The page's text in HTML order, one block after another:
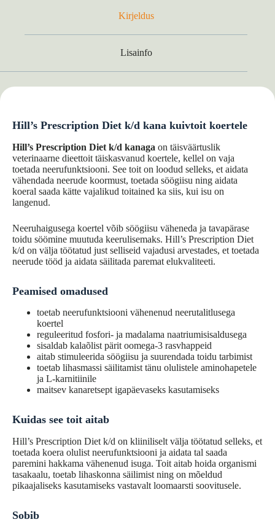
Kirjeldus
Lisainfo
Hill’s Prescription Diet k/d kana kuivtoit koertele
Hill’s Prescription Diet k/d kanaga on täisväärtuslik
veterinaarne dieettoit täiskasvanud koertele, kellel on vaja
toetada neerufunktsiooni. See toit on loodud selleks, et aidata
vähendada neerude koormust, toetada söögiisu ning aidata
koeral saada kätte vajalikud toitained ka siis, kui isu on
langenud.
Neeruhaigusega koertel võib söögiisu väheneda ja tavapärase
toidu söömine muutuda keerulisemaks. Hill’s Prescription Diet
k/d on välja töötatud just selliseid vajadusi arvestades, et toetada
neerude tööd ja aidata säilitada paremat elukvaliteeti.
Peamised omadused
toetab neerufunktsiooni vähenenud neerutalitlusega
koertel
reguleeritud fosfori- ja madalama naatriumisisaldusega
sisaldab kalaõlist pärit oomega-3 rasvhappeid
aitab stimuleerida söögiisu ja suurendada toidu tarbimist
toetab lihasmassi säilitamist tänu olulistele aminohapetele
ja L-karnitiinile
maitsev kanaretsept igapäevaseks kasutamiseks
Kuidas see toit aitab
Hill’s Prescription Diet k/d on kliiniliselt välja töötatud selleks, et
toetada koera olulist neerufunktsiooni ja aidata tal saada
paremini hakkama vähenenud isuga. Toit aitab hoida organismi
tasakaalu, toetab lihaskonna säilimist ning on mõeldud
pikaajaliseks kasutamiseks vastavalt loomaarsti soovitusele.
Sobib